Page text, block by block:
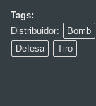
Tags:
Distribuidor:
Bomb
Defesa
Tiro